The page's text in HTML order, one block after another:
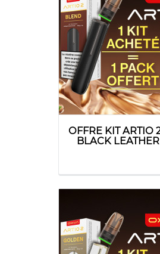
OFFRE KIT ARTIO
BLACK